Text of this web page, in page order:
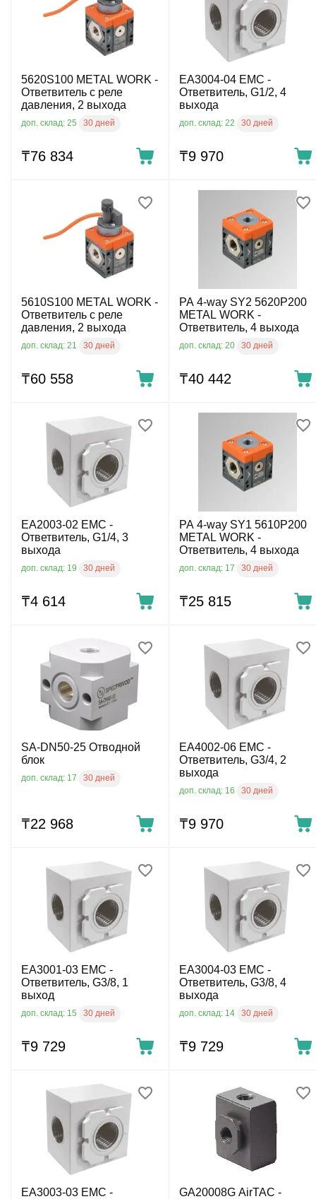
5620S100 METAL WORK -
Ответвитель с реле
давления, 2 выхода
доп. склад: 25 30 дней
₸76 834
EA3004-04 EMC -
Ответвитель, G1/2, 4
выхода
доп. склад: 22 30 дней
₸9 970
5610S100 METAL WORK -
Ответвитель с реле
давления, 2 выхода
доп. склад: 21 30 дней
₸60 558
PA 4-way SY2 5620P200
METAL WORK -
Ответвитель, 4 выхода
доп. склад: 20 30 дней
₸40 442
EA2003-02 EMC -
Ответвитель, G1/4, 3
выхода
доп. склад: 19 30 дней
₸4 614
PA 4-way SY1 5610P200
METAL WORK -
Ответвитель, 4 выхода
доп. склад: 17 30 дней
₸25 815
SA-DN50-25 Отводной
блок
доп. склад: 17 30 дней
₸22 968
EA4002-06 EMC -
Ответвитель, G3/4, 2
выхода
доп. склад: 16 30 дней
₸9 970
EA3001-03 EMC -
Ответвитель, G3/8, 1
выход
доп. склад: 15 30 дней
₸9 729
EA3004-03 EMC -
Ответвитель, G3/8, 4
выхода
доп. склад: 14 30 дней
₸9 729
EA3003-03 EMC -
GA20008G AirTAC -